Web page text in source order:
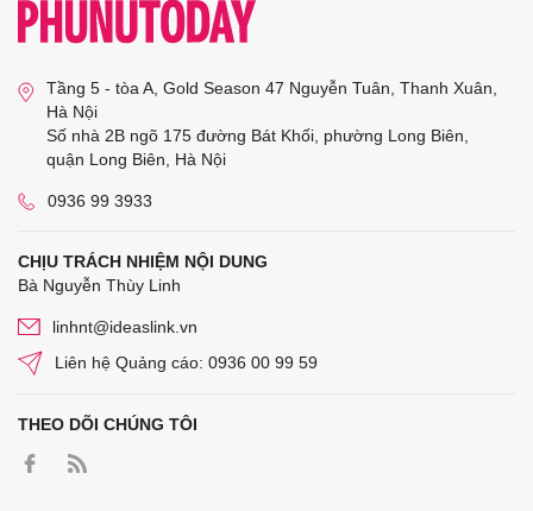
Tầng 5 - tòa A, Gold Season 47 Nguyễn Tuân, Thanh Xuân,
Hà Nội
Số nhà 2B ngõ 175 đường Bát Khối, phường Long Biên,
quận Long Biên, Hà Nội
0936 99 3933
CHỊU TRÁCH NHIỆM NỘI DUNG
Bà Nguyễn Thùy Linh
linhnt@ideaslink.vn
Liên hệ Quảng cáo: 0936 00 99 59
THEO DÕI CHÚNG TÔI